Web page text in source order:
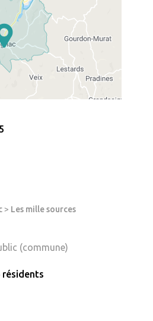
> Les mille sources
(commune)
résidents